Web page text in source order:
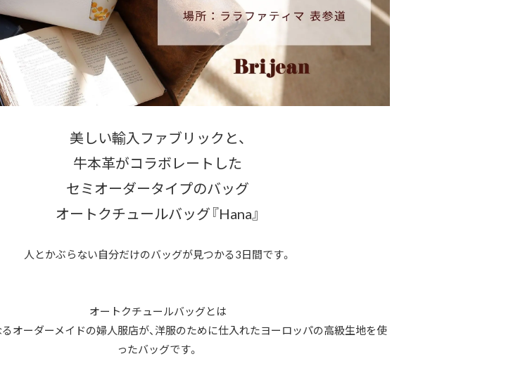
美しい輸入ファブリックと、
牛本革がコラボレートした
セミオーダータイプのバッグ
オートクチュールバッグ『Hana』
人とかぶらない自分だけのバッグが見つかる3日間です。
オートクチュールバッグとは
オーダーメイドの婦人服店が、洋服のために仕入れたヨーロッパの高級生地を使
ったバッグです。